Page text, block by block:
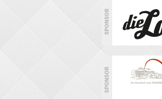
SPONSOR
SPONSOR